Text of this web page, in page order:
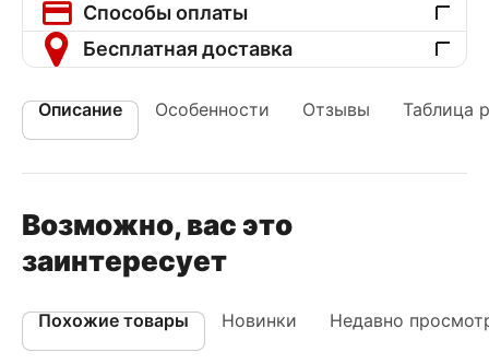
Способы оплаты
Бесплатная доставка
Описание Особенности Отзывы Таблица
Возможно, вас это
заинтересует
Похожие товары Новинки Недавно